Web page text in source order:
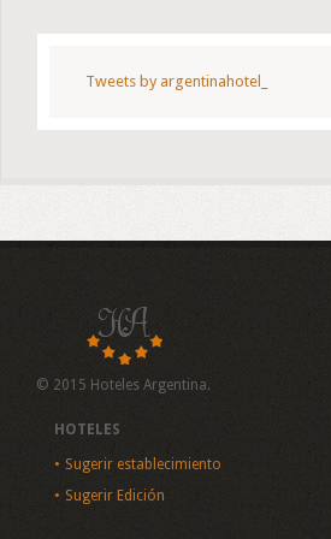
Tweets by argentinahotel_
© 2015 Hoteles Argentina.
HOTELES
Sugerir establecimiento
Sugerir Edición